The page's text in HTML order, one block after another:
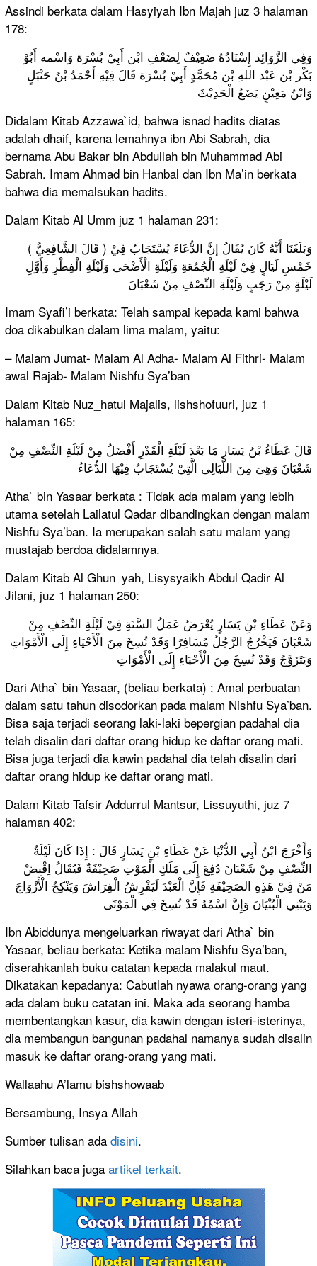
Assindi berkata dalam Hasyiyah Ibn Majah juz 3 halaman
178:
وَفِي الزَّوَائِد إِسْنَادُهُ ضَعِيْفٌ لِضَعْفِ ابْن أَبِيْ بُسْرَة وَاسْمه أَبُوْ
بَكْر بْن عَبْد اللهِ بْن مُحَمَّدٍ أَبِيْ بُسْرَة قَالَ فِيْهِ أَحْمَدُ بْنُ حَنْبَلٍ
وَابْنُ مَعِيْنٍ يَضَعُ الْحَدِيْثَ
Didalam Kitab Azzawa`id, bahwa isnad hadits diatas
adalah dhaif, karena lemahnya ibn Abi Sabrah, dia
bernama Abu Bakar bin Abdullah bin Muhammad Abi
Sabrah. Imam Ahmad bin Hanbal dan Ibn Ma’in berkata
bahwa dia memalsukan hadits.
Dalam Kitab Al Umm juz 1 halaman 231:
( قَالَ الشَّافِعِيُّ ) وَبَلَغَنَا أَنَّهُ كَانَ يُقَالُ إنَّ الدُّعَاءَ يُسْتَجَابُ فِيْ
خَمْسِ لَيَالٍ فِيْ لَيْلَةِ الْجُمُعَةِ وَلَيْلَةِ الْأَضْحَى وَلَيْلَةِ الْفِطْرِ وَأَوَّلِ
لَيْلَةٍ مِنْ رَجَبٍ وَلَيْلَةِ النِّصْفِ مِنْ شَعْبَانَ
Imam Syafi’i berkata: Telah sampai kepada kami bahwa
doa dikabulkan dalam lima malam, yaitu:
– Malam Jumat- Malam Al Adha- Malam Al Fithri- Malam
awal Rajab- Malam Nishfu Sya’ban
Dalam Kitab Nuz_hatul Majalis, lishshofuuri, juz 1
halaman 165:
قَالَ عَطَاءُ بْنُ يَسَارٍ مَا بَعْدَ لَيْلَةِ الْقَدْرِ أَفْضَلُ مِنْ لَيْلَةِ النِّصْفِ مِنْ
شَعْبَانَ وَهِىَ مِنَ اللَّيَالِى الَّتِيْ يُسْتَجَابُ فِيْهَا الدُّعَاءُ
Atha` bin Yasaar berkata : Tidak ada malam yang lebih
utama setelah Lailatul Qadar dibandingkan dengan malam
Nishfu Sya’ban. Ia merupakan salah satu malam yang
mustajab berdoa didalamnya.
Dalam Kitab Al Ghun_yah, Lisysyaikh Abdul Qadir Al
Jilani, juz 1 halaman 250:
وَعَنْ عَطَاءِ بْنِ يَسَارٍ يُعْرَضُ عَمَلُ السَّنَةِ فِيْ لَيْلَةِ النِّصْفِ مِنْ
شَعْبَانَ فَيَخْرُجُ الرَّجُلُ مُسَافِرًا وَقَدْ نُسِخَ مِنَ الْأَحْيَاءِ إِلَى الْأَمْوَاتِ
وَيَتَزَوَّجُ وَقَدْ نُسِخَ مِنَ الْأَحْيَاءِ إِلَى الْأَمْوَاتِ
Dari Atha` bin Yasaar, (beliau berkata) : Amal perbuatan
dalam satu tahun disodorkan pada malam Nishfu Sya’ban.
Bisa saja terjadi seorang laki-laki bepergian padahal dia
telah disalin dari daftar orang hidup ke daftar orang mati.
Bisa juga terjadi dia kawin padahal dia telah disalin dari
daftar orang hidup ke daftar orang mati.
Dalam Kitab Tafsir Addurrul Mantsur, Lissuyuthi, juz 7
halaman 402:
وَأَخْرَجَ ابْنُ أَبِي الدُّنْيَا عَنْ عَطَاءِ بْنِ يَسَارٍ قَالَ : إِذَا كَانَ لَيْلَةُ
النِّصْفِ مِنْ شَعْبَانَ دُفِعَ إِلَى مَلَكِ الْمَوْتِ صَحِيْفَةٌ فَيُقَالُ اِقْبِضْ
مَنْ فِيْ هَذِهِ الصَحِيْفَةِ فَإِنَّ الْعَبْدَ لَيَفْرِشُ الْفِرَاشَ وَيَنْكِحُ الْأَزْوَاجَ
وَيَبْنِي الْبُنْيَانَ وَإِنَّ اسْمُهُ قَدْ نُسِخَ فِي الْمَوْتَى
Ibn Abiddunya mengeluarkan riwayat dari Atha` bin
Yasaar, beliau berkata: Ketika malam Nishfu Sya’ban,
diserahkanlah buku catatan kepada malakul maut.
Dikatakan kepadanya: Cabutlah nyawa orang-orang yang
ada dalam buku catatan ini. Maka ada seorang hamba
membentangkan kasur, dia kawin dengan isteri-isterinya,
dia membangun bangunan padahal namanya sudah disalin
masuk ke daftar orang-orang yang mati.
Wallaahu A’lamu bishshowaab
Bersambung, Insya Allah
Sumber tulisan ada disini.
Silahkan baca juga artikel terkait.